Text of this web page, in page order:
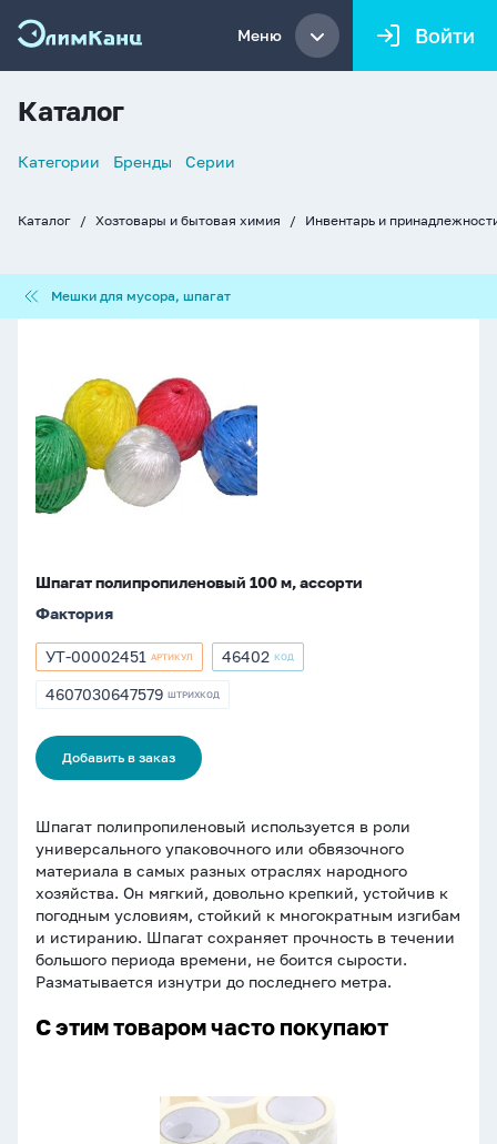
Меню Войти
Каталог
Список
Категории Бренды Серии
Каталог Хозтовары и бытовая химия Инвентарь и
для
мусора,
Мешки для мусора, шпагат
ассорти
Шпагат полипропиленовый 100 м, ассорти
Фактория
Артикул
УТ-00002451
УТ-00002451 АРТИКУЛ
Артикул
46402 КОД
ШТРИХКОД
4607030647579 ШТРИХКОД
Добавить в заказ
Шпагат полипропиленовый используется в роли
универсального упаковочного или обвязочного
материала в самых разных отраслях народного
хозяйства. Он мягкий, довольно крепкий, устойчив к
погодным условиям, стойкий к многократным изгибам
и истиранию. Шпагат сохраняет прочность в течении
большого периода времени, не боится сырости.
Разматывается изнутри до последнего метра.
С этим товаром часто покупают